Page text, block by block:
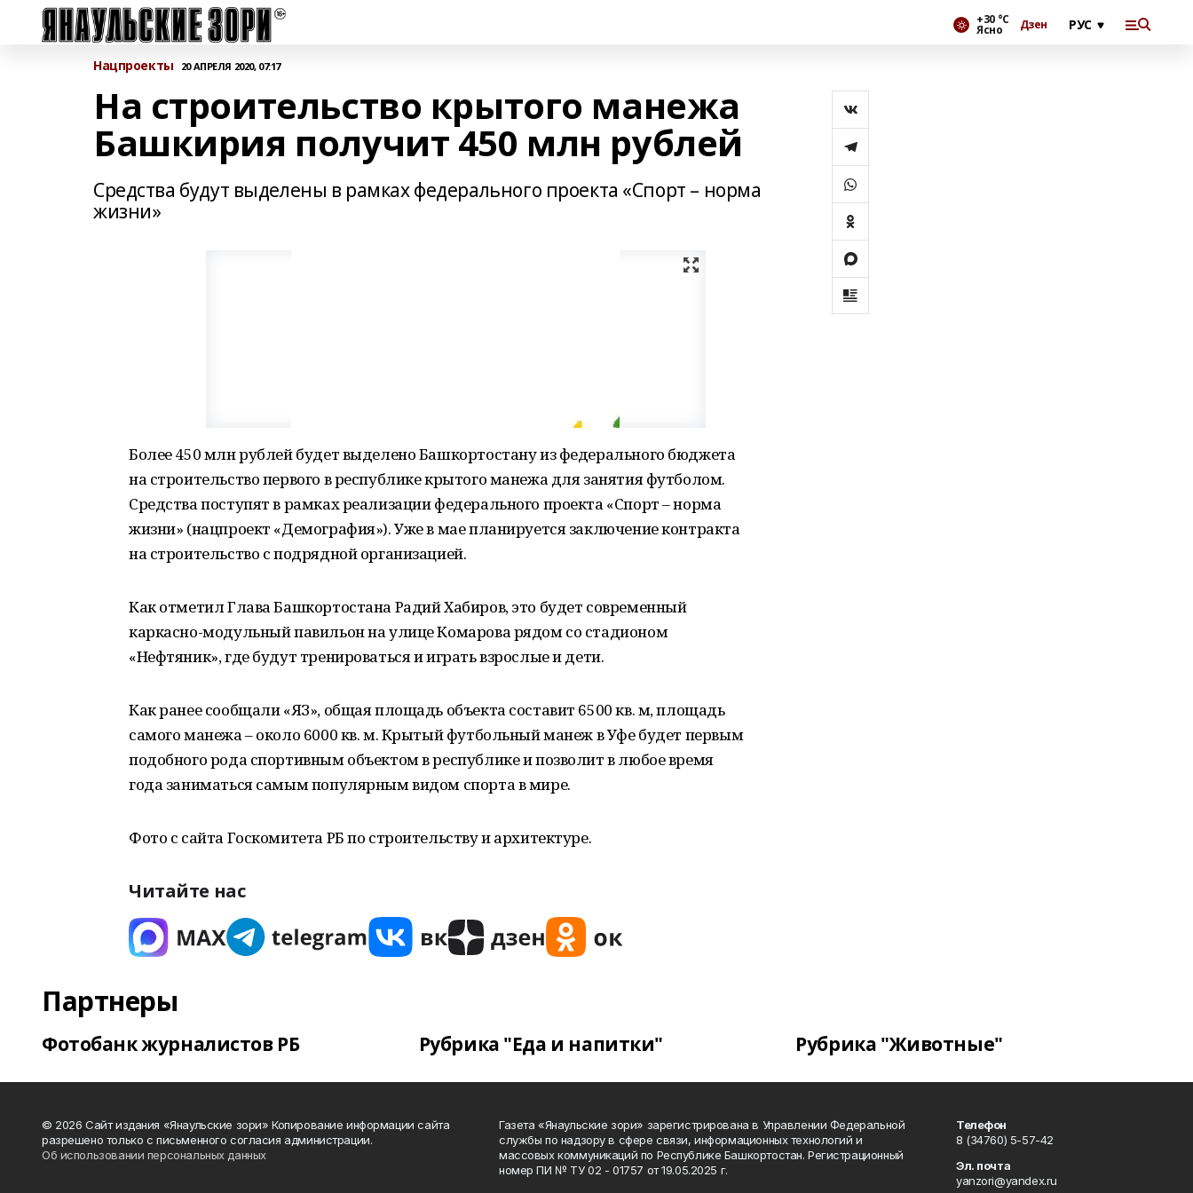
+30 °С
Ясно Дзен
Нацпроекты 20 АПРЕЛЯ 2020, 07:17
На строительство крытого манежа
Башкирия получит 450 млн рублей
Средства будут выделены в рамках федерального проекта «Спорт – норма
жизни»
Более 450 млн рублей будет выделено Башкортостану из федерального бюджета
на строительство первого в республике крытого манежа для занятия футболом.
Средства поступят в рамках реализации федерального проекта «Спорт – норма
жизни» (нацпроект «Демография»). Уже в мае планируется заключение контракта
на строительство с подрядной организацией.
Как отметил Глава Башкортостана Радий Хабиров, это будет современный
каркасно-модульный павильон на улице Комарова рядом со стадионом
«Нефтяник», где будут тренироваться и играть взрослые и дети.
Как ранее сообщали «ЯЗ», общая площадь объекта составит 6500 кв. м, площадь
самого манежа – около 6000 кв. м. Крытый футбольный манеж в Уфе будет первым
подобного рода спортивным объектом в республике и позволит в любое время
года заниматься самым популярным видом спорта в мире.
Фото с сайта Госкомитета РБ по строительству и архитектуре.
Читайте нас
Партнеры
Фотобанк журналистов РБ Рубрика "Еда и напитки" Рубрика "Животные"
© 2026 Сайт издания «Янаульские зори» Копирование информации сайта
разрешено только с письменного согласия администрации.
Об использовании персональных данных
Газета «Янаульские зори» зарегистрирована в Управлении Федеральной
службы по надзору в сфере связи, информационных технологий и
массовых коммуникаций по Республике Башкортостан. Регистрационный
номер ПИ № ТУ 02 - 01757 от 19.05.2025 г.
Телефон
8 (34760) 5-57-42
Эл. почта
yanzori@yandex.ru